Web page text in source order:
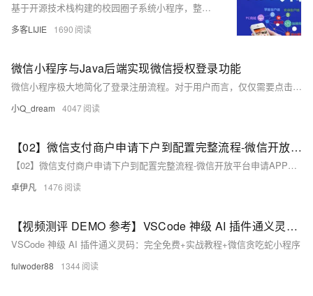
基于开源技术栈构建的校园圈子系统小程序，整合社交与生活服务功能，涵盖兴趣圈子、私信聊天、资料共享、二手交易、兼职跑腿等六大核心模块。通过多端账号同步（微信公众号/小程序/H5），实现数据实时交互，满足学生群体的多元化需求。项目精准锚定校园市场，以“社交+服务”双轮驱动，提供一站式解决方案，支持快速部署与多校区运营，同时具备广告、佣金、会员等多元变现能力，是打造校园生态的理想工具。
多客LIJIE 1690
微信小程序与Java后端实现微信授权登录功能
微信小程序极大地简化了登录注册流程。对于用户而言，仅仅需要点击授权按钮，便能够完成登录操作，无需经历繁琐的注册步骤以及输入账号密码等一系列复杂操作，这种便捷的登录方式极大地提升了用户的使用体验
小Q_dream 4047
【02】微信支付商户申请下户到配置完整流程-微信开放平台申请APP应用-微信商户支付绑定appid-公众号和小程序分别申请appid-申请+配置完整流程-优雅草卓伊凡
【02】微信支付商户申请下户到配置完整流程-微信开放平台申请APP应用-微信商户支付绑定appid-公众号和小程序分别申请appid-申请+配置完整流程-优雅草卓伊凡
卓伊凡 1476
【视频测评 DEMO 参考】VSCode 神级 AI 插件通义灵码：完全免费+实战教程+微信贪吃蛇小程序
VSCode 神级 AI 插件通义灵码：完全免费+实战教程+微信贪吃蛇小程序
fulwoder88 1344